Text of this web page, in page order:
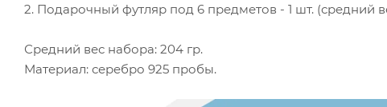
2. Подарочный футляр под 6 предметов - 1 шт.
Средний вес набора: 204 гр.
Материал: серебро 925 пробы.